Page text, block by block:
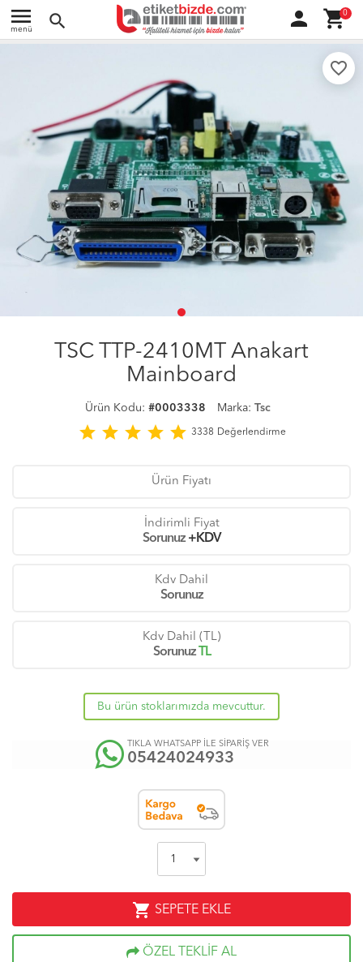
menu
menü search person shopping_cart0
favorite_border
TSC TTP-2410MT Anakart
Mainboard
Ürün Kodu: #0003338 Marka: Tsc
star star star star star 3338 Değerlendirme
Ürün Fiyatı
İndirimli Fiyat
Sorunuz+KDV
Kdv Dahil
Sorunuz
Kdv Dahil (TL)
SorunuzTL
Bu ürün stoklarımızda mevcuttur.
TIKLA WHATSAPP İLE SİPARİŞ VER
05424024933
shopping_cart SEPETE EKLE
ÖZEL TEKLİF AL